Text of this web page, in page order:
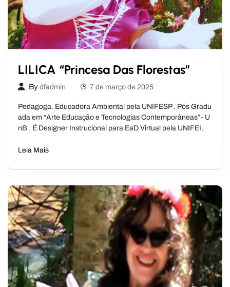
LILICA “Princesa Das Florestas”
By dfadmin 7 de março de 2025
Pedagoga. Educadora Ambiental pela UNIFESP . Pós Gradu
ada em “Arte Educação e Tecnologias Contemporâneas”- U
nB . É Designer Instrucional para EaD Virtual pela UNIFEI.
Leia Mais